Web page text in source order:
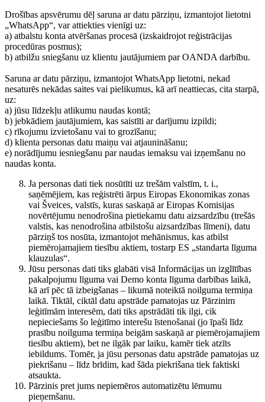
Drošības apsvērumu dēļ saruna ar datu pārziņu, izmantojot lietotni
„WhatsApp“, var attiekties vienīgi uz:
a) atbalstu konta atvēršanas procesā (izskaidrojot reģistrācijas
procedūras posmus);
b) atbilžu sniegšanu uz klientu jautājumiem par OANDA darbību.
Saruna ar datu pārziņu, izmantojot WhatsApp lietotni, nekad
nesaturēs nekādas saites vai pielikumus, kā arī neattiecas, cita starpā,
uz:
a) jūsu līdzekļu atlikumu naudas kontā;
b) jebkādiem jautājumiem, kas saistīti ar darījumu izpildi;
c) rīkojumu izvietošanu vai to grozīšanu;
d) klienta personas datu maiņu vai atjaunināšanu;
e) norādījumu iesniegšanu par naudas iemaksu vai izņemšanu no
naudas konta.
Ja personas dati tiek nosūtīti uz trešām valstīm, t. i.,
saņēmējiem, kas reģistrēti ārpus Eiropas Ekonomikas zonas
vai Šveices, valstīs, kuras saskaņā ar Eiropas Komisijas
novērtējumu nenodrošina pietiekamu datu aizsardzību (trešās
valstis, kas nenodrošina atbilstošu aizsardzības līmeni), datu
pārziņš tos nosūta, izmantojot mehānismus, kas atbilst
piemērojamajiem tiesību aktiem, tostarp ES „standarta līguma
klauzulas“.
Jūsu personas dati tiks glabāti visā Informācijas un izglītības
pakalpojumu līguma vai Demo konta līguma darbības laikā,
kā arī pēc tā izbeigšanas – likumā noteiktā noilguma termiņa
laikā. Tiktāl, ciktāl datu apstrāde pamatojas uz Pārzinim
leģitīmām interesēm, dati tiks apstrādāti tik ilgi, cik
nepieciešams šo leģitīmo interešu īstenošanai (jo īpaši līdz
prasību noilguma termiņa beigām saskaņā ar piemērojamajiem
tiesību aktiem), bet ne ilgāk par laiku, kamēr tiek atzīts
iebildums. Tomēr, ja jūsu personas datu apstrāde pamatojas uz
piekrišanu – līdz brīdim, kad šāda piekrišana tiek faktiski
atsaukta.
Pārzinis pret jums nepiemēros automatizētu lēmumu
pieņemšanu.